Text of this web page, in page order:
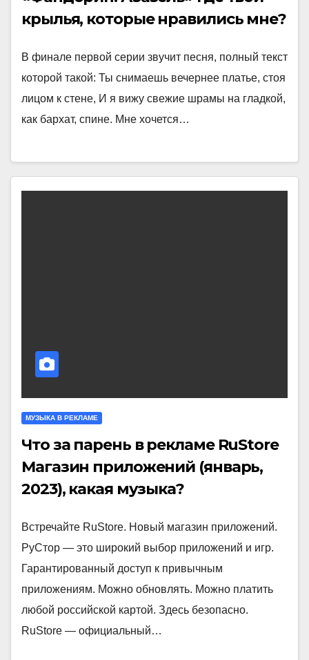
крылья, которые нравились мне?
В финале первой серии звучит песня, полный текст
которой такой: Ты снимаешь вечернее платье, стоя
лицом к стене, И я вижу свежие шрамы на гладкой,
как бархат, спине. Мне хочется…
МУЗЫКА В РЕКЛАМЕ
Что за парень в рекламе RuStore
Магазин приложений (январь,
2023), какая музыка?
Встречайте RuStore. Новый магазин приложений.
РуСтор — это широкий выбор приложений и игр.
Гарантированный доступ к привычным
приложениям. Можно обновлять. Можно платить
любой российской картой. Здесь безопасно.
RuStore — официальный…